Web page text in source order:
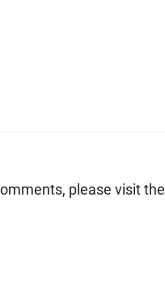
please visit the